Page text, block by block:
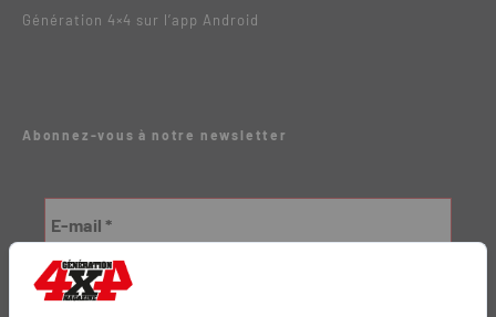
Génération 4×4 sur l’app Android
Abonnez-vous à notre newsletter